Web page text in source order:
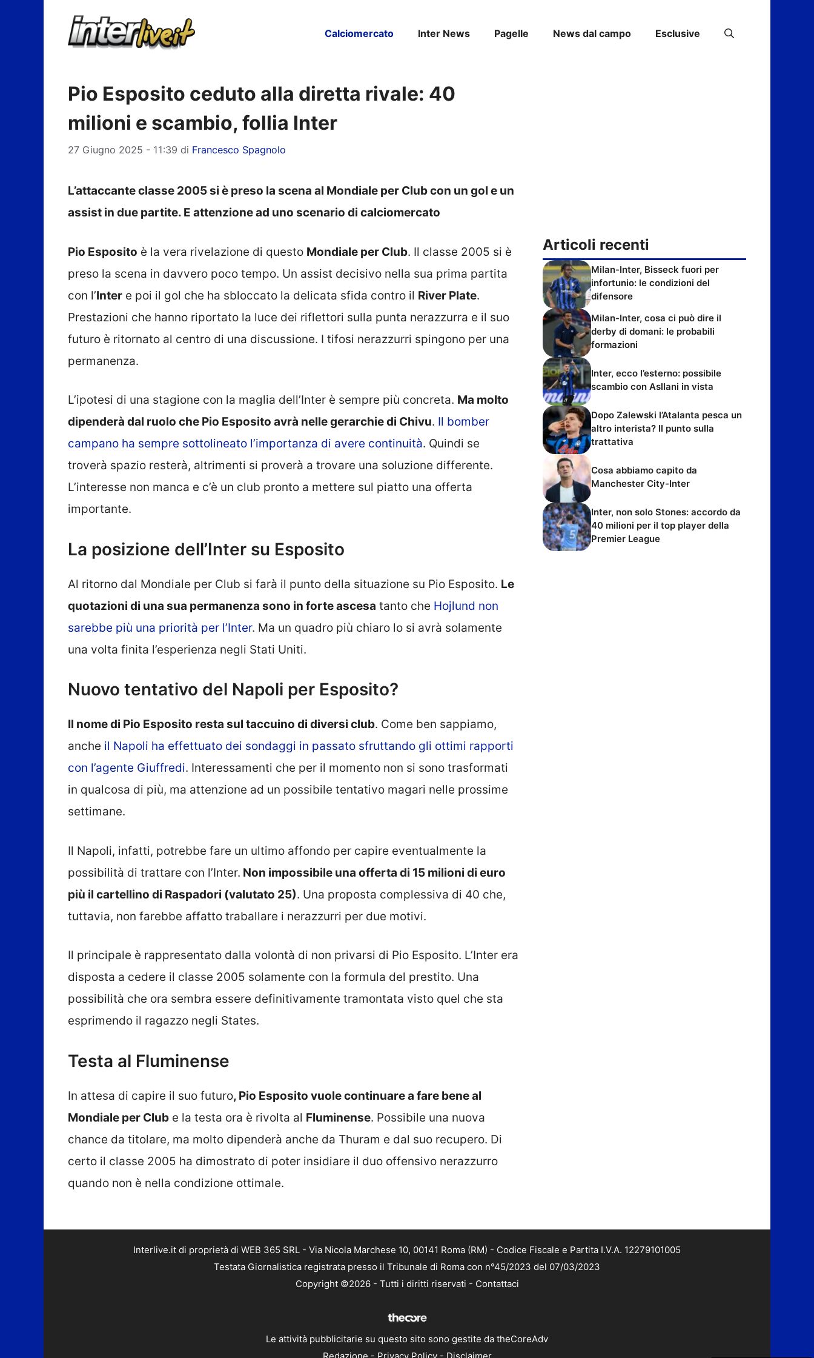
Calciomercato Inter News Pagelle News dal campo Esclusive
Pio Esposito ceduto alla diretta rivale: 40
milioni e scambio, follia Inter
27 Giugno 2025 - 11:39 di Francesco Spagnolo
L’attaccante classe 2005 si è preso la scena al Mondiale per Club con un gol e un
assist in due partite. E attenzione ad uno scenario di calciomercato
Pio Esposito è la vera rivelazione di questo Mondiale per Club. Il classe 2005 si è
preso la scena in davvero poco tempo. Un assist decisivo nella sua prima partita
con l’Inter e poi il gol che ha sbloccato la delicata sfida contro il River Plate.
Prestazioni che hanno riportato la luce dei riflettori sulla punta nerazzurra e il suo
futuro è ritornato al centro di una discussione. I tifosi nerazzurri spingono per una
permanenza.
L’ipotesi di una stagione con la maglia dell’Inter è sempre più concreta. Ma molto
dipenderà dal ruolo che Pio Esposito avrà nelle gerarchie di Chivu. Il bomber
campano ha sempre sottolineato l’importanza di avere continuità. Quindi se
troverà spazio resterà, altrimenti si proverà a trovare una soluzione differente.
L’interesse non manca e c’è un club pronto a mettere sul piatto una offerta
importante.
La posizione dell’Inter su Esposito
Al ritorno dal Mondiale per Club si farà il punto della situazione su Pio Esposito. Le
quotazioni di una sua permanenza sono in forte ascesa tanto che Hojlund non
sarebbe più una priorità per l’Inter. Ma un quadro più chiaro lo si avrà solamente
una volta finita l’esperienza negli Stati Uniti.
Nuovo tentativo del Napoli per Esposito?
Il nome di Pio Esposito resta sul taccuino di diversi club. Come ben sappiamo,
anche il Napoli ha effettuato dei sondaggi in passato sfruttando gli ottimi rapporti
con l’agente Giuffredi. Interessamenti che per il momento non si sono trasformati
in qualcosa di più, ma attenzione ad un possibile tentativo magari nelle prossime
settimane.
Il Napoli, infatti, potrebbe fare un ultimo affondo per capire eventualmente la
possibilità di trattare con l’Inter. Non impossibile una offerta di 15 milioni di euro
più il cartellino di Raspadori (valutato 25). Una proposta complessiva di 40 che,
tuttavia, non farebbe affatto traballare i nerazzurri per due motivi.
Il principale è rappresentato dalla volontà di non privarsi di Pio Esposito. L’Inter era
disposta a cedere il classe 2005 solamente con la formula del prestito. Una
possibilità che ora sembra essere definitivamente tramontata visto quel che sta
esprimendo il ragazzo negli States.
Testa al Fluminense
In attesa di capire il suo futuro, Pio Esposito vuole continuare a fare bene al
Mondiale per Club e la testa ora è rivolta al Fluminense. Possibile una nuova
chance da titolare, ma molto dipenderà anche da Thuram e dal suo recupero. Di
certo il classe 2005 ha dimostrato di poter insidiare il duo offensivo nerazzurro
quando non è nella condizione ottimale.
Articoli recenti
Milan-Inter, Bisseck fuori per
infortunio: le condizioni del
difensore
Milan-Inter, cosa ci può dire il
derby di domani: le probabili
formazioni
Inter, ecco l’esterno: possibile
scambio con Asllani in vista
Dopo Zalewski l’Atalanta pesca un
altro interista? Il punto sulla
trattativa
Cosa abbiamo capito da
Manchester City-Inter
Inter, non solo Stones: accordo da
40 milioni per il top player della
Premier League
Interlive.it di proprietà di WEB 365 SRL - Via Nicola Marchese 10, 00141 Roma (RM) - Codice Fiscale e Partita I.V.A. 12279101005
Testata Giornalistica registrata presso il Tribunale di Roma con n°45/2023 del 07/03/2023
Copyright ©2026 - Tutti i diritti riservati - Contattaci
Le attività pubblicitarie su questo sito sono gestite da theCoreAdv